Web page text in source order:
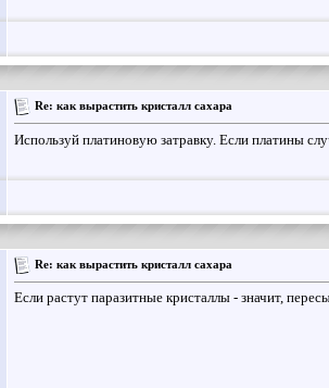
Re: как вырастить кристалл сахара
Используй платиновую затравку. Если платины
Re: как вырастить кристалл сахара
Если растут паразитные кристаллы - значит,